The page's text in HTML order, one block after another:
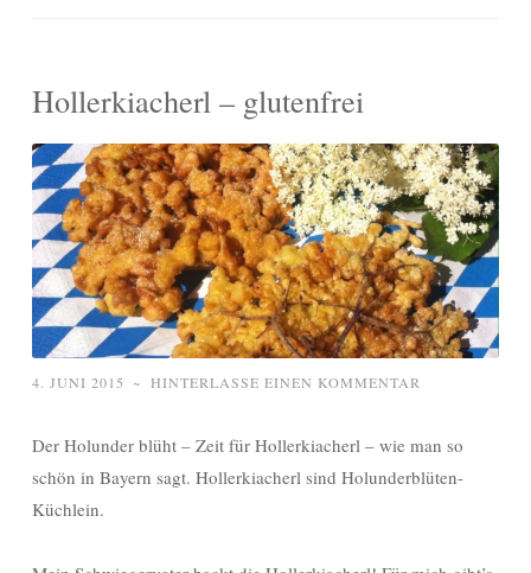
Hollerkiacherl – glutenfrei
4. JUNI 2015 ~ HINTERLASSE EINEN KOMMENTAR
Der Holunder blüht – Zeit für Hollerkiacherl – wie man so
schön in Bayern sagt. Hollerkiacherl sind Holunderblüten-
Küchlein.